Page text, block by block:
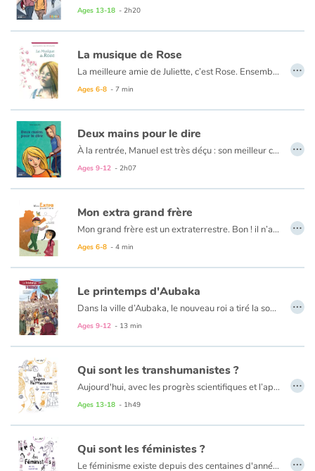
Ages 13-18 - 2h20
La musique de Rose
La meilleure amie de Juliette, c’est Rose. Ensemble, les deux fillettes adorent se retrouver au jardin pour observer la nature et inventer de drôles de mots. Pourtant, elles n’ont pas toujours la même vision du monde. Car l’une voit avec ses yeux, et l’autre avec son cœur...
Ages 6-8 - 7 min
…
Deux mains pour le dire
À la rentrée, Manuel est très déçu : son meilleur copain, Jonathan, a déménagé. La fille des nouveaux locataires est bizarre. Elle ne répond même pas quand on lui dit bonjour. Vexé, Manuel commence par la détester. Mais lorsqu’il apprend que la jolie Lisa est sourde, le garçon change d’attitude. Pour elle, il va apprendre la langue des signes...
Ages 9-12 - 2h07
…
Mon extra grand frère
Mon grand frère est un extraterrestre. Bon ! il n’a pas d’antennes, mais il vient quand même d’une autre planète. Il parle une drôle de langue. On a parfois du mal à discuter tous les deux : moi, je ne connais que le terrien... Mais en tombant de son étoile, il est devenu… Mon Extra grand frère.
Ages 6-8 - 4 min
…
Le printemps d'Aubaka
Dans la ville d’Aubaka, le nouveau roi a tiré la sonnette d’alarme : une horde de barbares rôderait aux abords de la cité. Sans plus tarder, le souverain impose aux habitants des mesures de plus en plus contraignantes pour protéger le royaume de ce terrible danger. Même si personne n’a vu le début du commencement de l’ombre d’une menace, petit à petit, la peur fait son nid. Chacun se terre chez soi et le royaume s’enfonce dans un hiver gris et froid. Jusqu’au retour de Milann qui apporte avec lui le printemps...
Ages 9-12 - 13 min
…
Qui sont les transhumanistes ?
Aujourd'hui, avec les progrès scientifiques et l’apparition des nouvelles technologies, la médecine prend parfois des allures de science-fiction. En combinant découvertes médicales et innovations de haute technologie, certains rêvent de transformer l'être humain par la science, d'améliorer la condition humaine, de vivre plus longtemps en bonne santé…
Ages 13-18 - 1h49
…
Qui sont les féministes ?
Le féminisme existe depuis des centaines d'années ! Ce combat est conduit majoritairement par des femmes mais c'est toute la société qui est concernée !
…